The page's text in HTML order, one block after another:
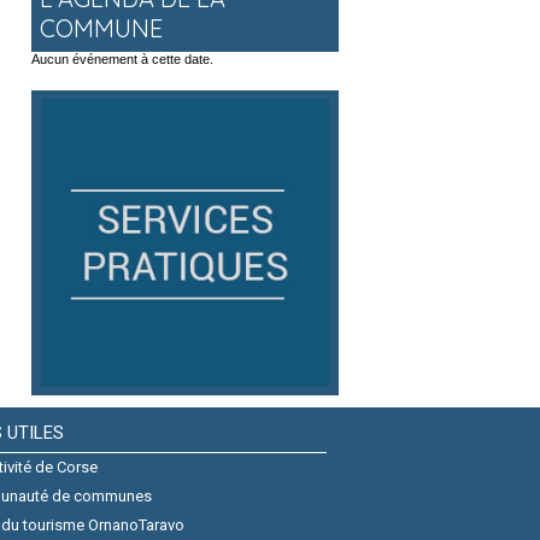
COMMUNE
Aucun événement à cette date.
UTILES
de Corse
de communes
tourisme OrnanoTaravo